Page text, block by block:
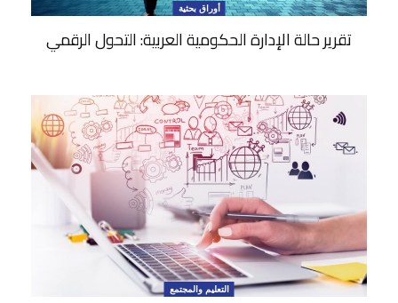
أوراق بحثية
تقرير حالة الإدارة الحكومية العربية: التحول الرقمي
التعليم والمجتمع